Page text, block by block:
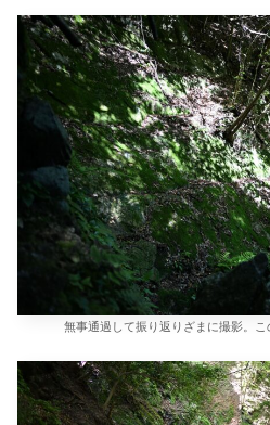
無事通過して振り返りざまに撮影。